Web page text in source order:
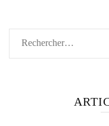
Rechercher :